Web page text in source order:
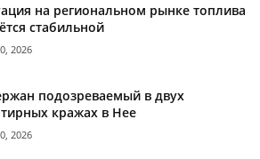
на региональном рынке топлива
стабильной
2026
подозреваемый в двух
кражах в Нее
2026